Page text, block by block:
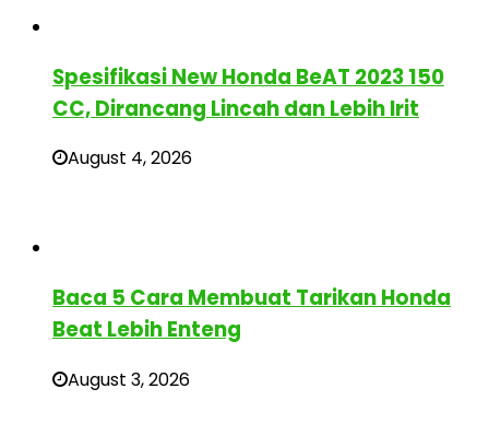
Spesifikasi New Honda BeAT 2023 150
CC, Dirancang Lincah dan Lebih Irit
August 4, 2026
Baca 5 Cara Membuat Tarikan Honda
Beat Lebih Enteng
August 3, 2026